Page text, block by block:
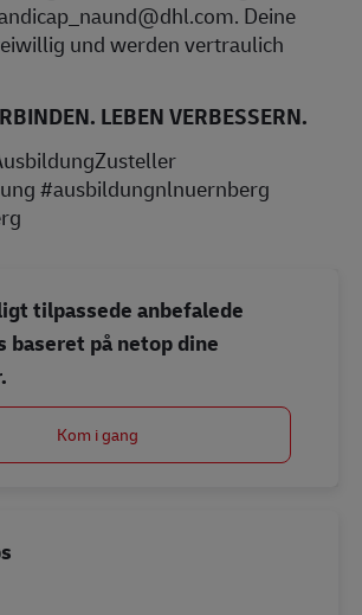
Deine
und werden vertraulich
LEBEN VERBESSERN.
#ausbildungnlnuernberg
tilpassede anbefalede
baseret på netop dine
Kom i gang